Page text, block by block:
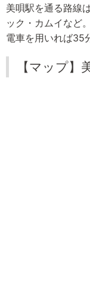
美唄駅を通る路線
ック・カムイなど
電車を用いれば35
【マップ】